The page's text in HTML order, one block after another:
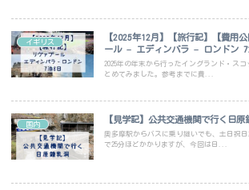
イギリス
【2025年12月】【旅行記】【費用
ール – エディンバラ – ロンドン 7
2025年の年末から行ったイングランド・ス
とめてみました。参考までに費...
国内
【見学記】公共交通機関で行く日原
奥多摩駅からバスに乗り継いでも、土日祝
で25分ほどかかりますが、今回は日...